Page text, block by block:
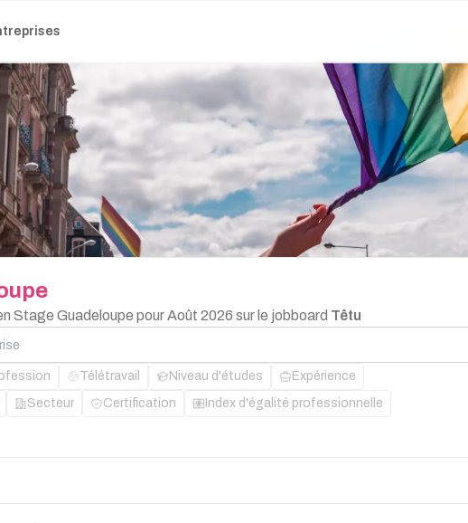
Stage Guadeloupe pour Août 2026 sur le jobboard Têtu
Télétravail Niveau d'études Expérience
Secteur Certification Index d'égalité professionnelle